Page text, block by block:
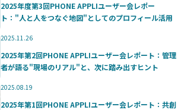
2025年度第3回PHONE APPLIユーザー会レポー
ト："人と人をつなぐ地図"としてのプロフィール活用
2025.11.26
2025年第2回PHONE APPLIユーザー会レポート：管理
者が語る"現場のリアル"と、次に踏み出すヒント
2025.08.19
2025年第1回PHONE APPLIユーザー会レポート：共創